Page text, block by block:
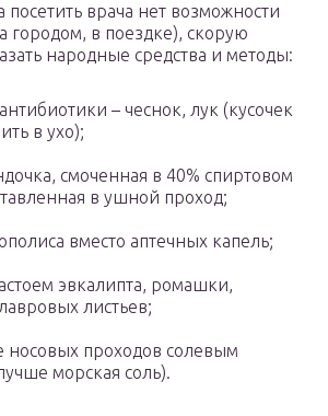
посетить врача нет возможности
городом, в поездке), скорую
народные средства и методы:
– чеснок, лук (кусочек
в ухо);
смоченная в 40% спиртовом
в ушной проход;
вместо аптечных капель;
эвкалипта, ромашки,
листьев;
проходов солевым
морская соль).